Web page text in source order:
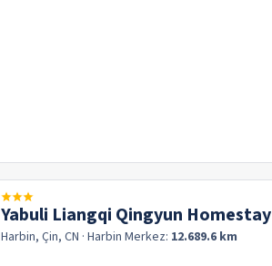
Yabuli Liangqi Qingyun Homestay
Harbin, Çin, CN · Harbin Merkez: 12.689.6 km